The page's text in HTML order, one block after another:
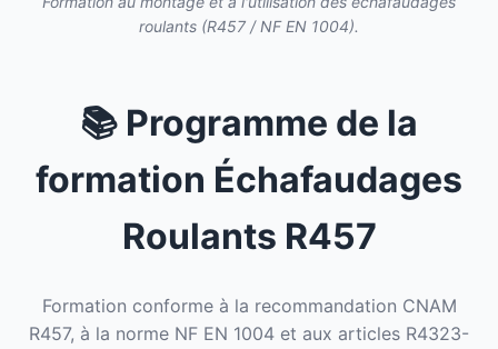
roulants (R457 / NF EN 1004).
📚 Programme de la
formation Échafaudages
Roulants R457
Formation conforme à la recommandation CNAM
R457, à la norme NF EN 1004 et aux articles R4323-